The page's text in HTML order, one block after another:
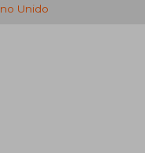
Unido